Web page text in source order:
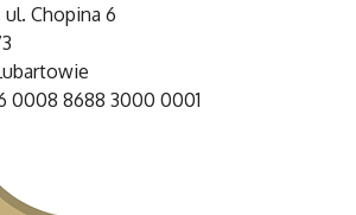
ul. Chopina 6
0008 8688 3000 0001